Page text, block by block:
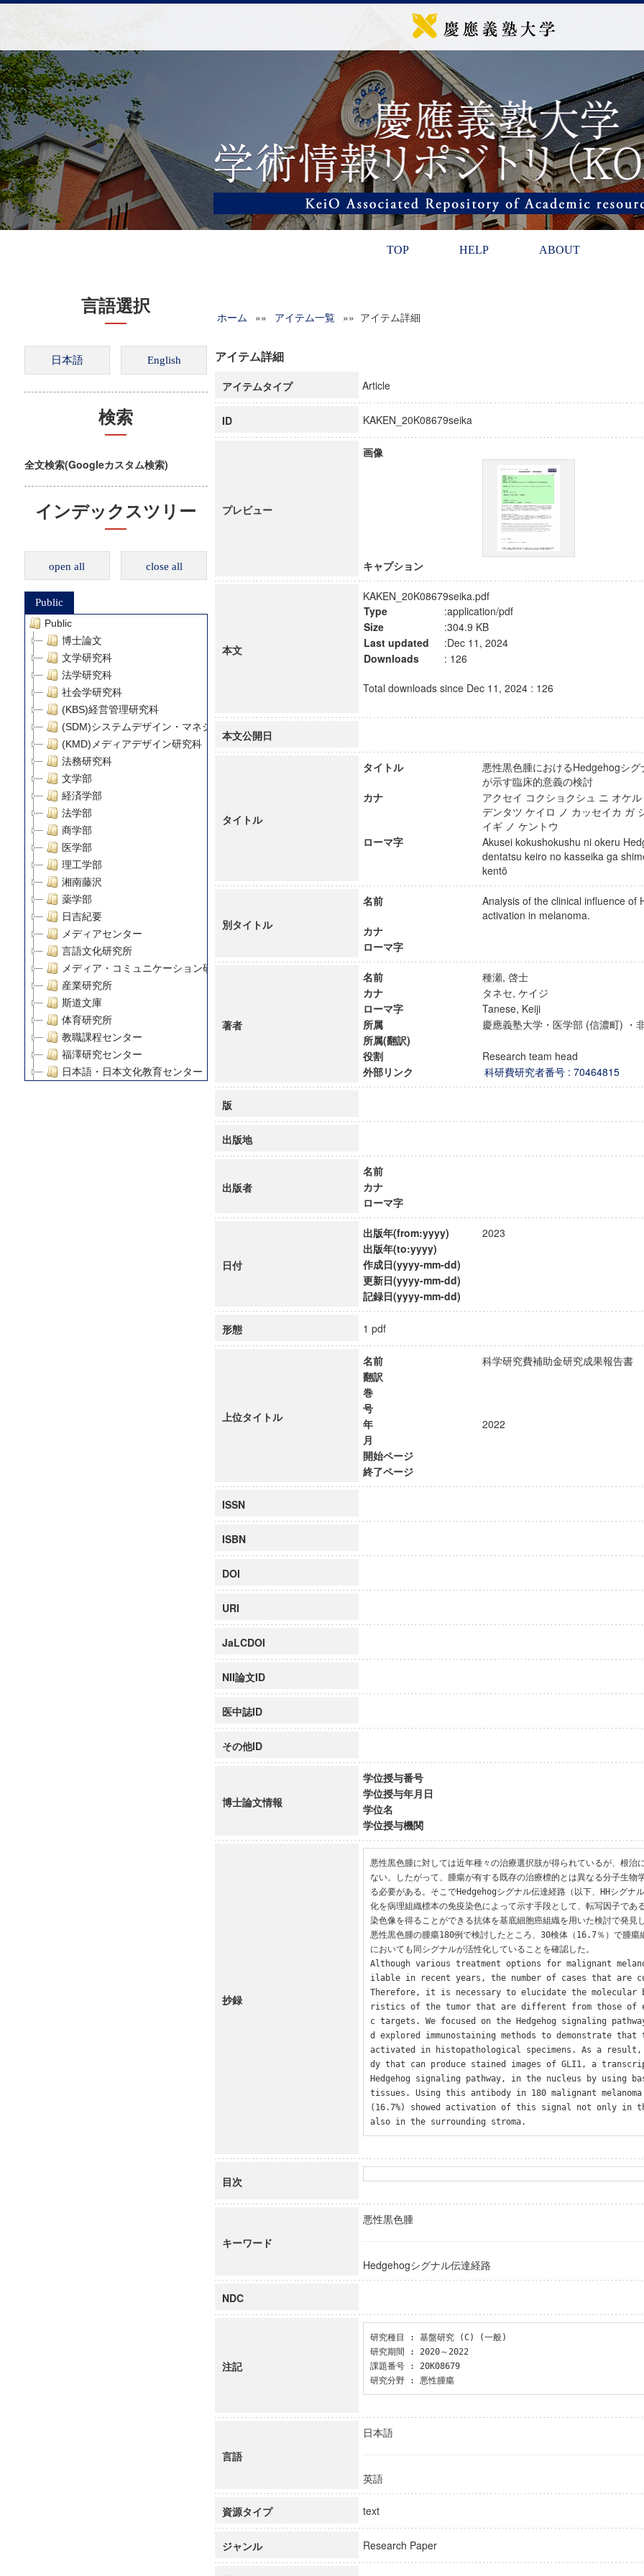
TOP HELP ABOUT
言語選択
検索
全文検索(Googleカスタム検索)
インデックスツリー
open all close all
Public
Public
博士論文
文学研究科
法学研究科
社会学研究科
(KBS)経営管理研究科
(SDM)システムデザイン・マネジメント研究科
(KMD)メディアデザイン研究科
法務研究科
文学部
経済学部
法学部
商学部
医学部
理工学部
湘南藤沢
薬学部
日吉紀要
メディアセンター
言語文化研究所
メディア・コミュニケーション研究所
産業研究所
斯道文庫
体育研究所
教職課程センター
福澤研究センター
日本語・日本文化教育センター
デジタルメディア・コンテンツ統合研究センター
グローバルリサーチインスティテュート
慶應義塾大学グローバルCOEプログラム市民社会ガバナンス教育研究センター
慶應義塾大学グローバルCOEプログラム論理と感性の先端的教育研究拠点
博士課程教育リーディングプログラム「超成熟社会発展のサイエンス」
ホーム »» アイテム一覧 »» アイテム詳細
アイテム詳細
アイテムタイプ Article
ID KAKEN_20K08679seika
プレビュー
画像
キャプション
本文
KAKEN_20K08679seika.pdf
Type
:application/pdf
Size
:304.9 KB
Last updated
:Dec 11, 2024
Downloads
: 126
Total downloads since Dec 11, 2024 : 126
本文公開日
タイトル
タイトル
悪性黒色腫におけるHedgehogシ
が示す臨床的意義の検討
カナ
アクセイ コクショクシュ ニ オケ
デンタツ ケイロ ノ カッセイカ ガ
イギ ノ ケントウ
ローマ字
Akusei kokushokushu ni okeru
dentatsu keiro no kasseika ga
kentō
別タイトル
名前
Analysis of the clinical influence of
activation in melanoma.
カナ
ローマ字
著者
名前
種瀬, 啓士
カナ
タネセ, ケイジ
ローマ字
Tanese, Keiji
所属
慶應義塾大学・医学部 (信濃町)
所属(翻訳)
役割
Research team head
外部リンク
科研費研究者番号 : 70464815
版
出版地
出版者
名前
カナ
ローマ字
日付
出版年(from:yyyy)
2023
出版年(to:yyyy)
作成日(yyyy-mm-dd)
更新日(yyyy-mm-dd)
記録日(yyyy-mm-dd)
形態 1 pdf
上位タイトル
名前
科学研究費補助金研究成果報告
翻訳
巻
号
年
2022
月
開始ページ
終了ページ
ISSN
ISBN
DOI
URI
JaLCDOI
NII論文ID
医中誌ID
その他ID
博士論文情報
学位授与番号
学位授与年月日
学位名
学位授与機関
抄録
悪性黒色腫に対しては近年種々の治療選択肢が得られているが、根治
ない。したがって、腫瘍が有する既存の治療標的とは異なる分子生物
る必要がある。そこでHedgehogシグナル伝達経路（以下、HHシグナ
化を病理組織標本の免疫染色によって示す手段として、転写因子であ
染色像を得ることができる抗体を基底細胞癌組織を用いた検討で発見
悪性黒色腫の腫瘍180例で検討したところ、30検体（16.7％）で腫瘍
においても同シグナルが活性化していることを確認した。
Although various treatment options for malignant
ilable in recent years, the number of cases that are
Therefore, it is necessary to elucidate the molecular
ristics of the tumor that are different from those of
c targets. We focused on the Hedgehog signaling
d explored immunostaining methods to demonstrate
activated in histopathological specimens. As a result,
dy that can produce stained images of GLI1, a
Hedgehog signaling pathway, in the nucleus by using
tissues. Using this antibody in 180 malignant melanoma
(16.7%) showed activation of this signal not only in
also in the surrounding stroma.
目次
キーワード
悪性黒色腫
Hedgehogシグナル伝達経路
NDC
注記
研究種目 : 基盤研究 (C) (一般)
研究期間 : 2020～2022
課題番号 : 20K08679
研究分野 : 悪性腫瘍
言語
日本語
英語
資源タイプ text
ジャンル Research Paper